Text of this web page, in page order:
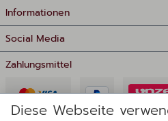
Informationen
Social Media
Zahlungsmittel
Diese Webseite